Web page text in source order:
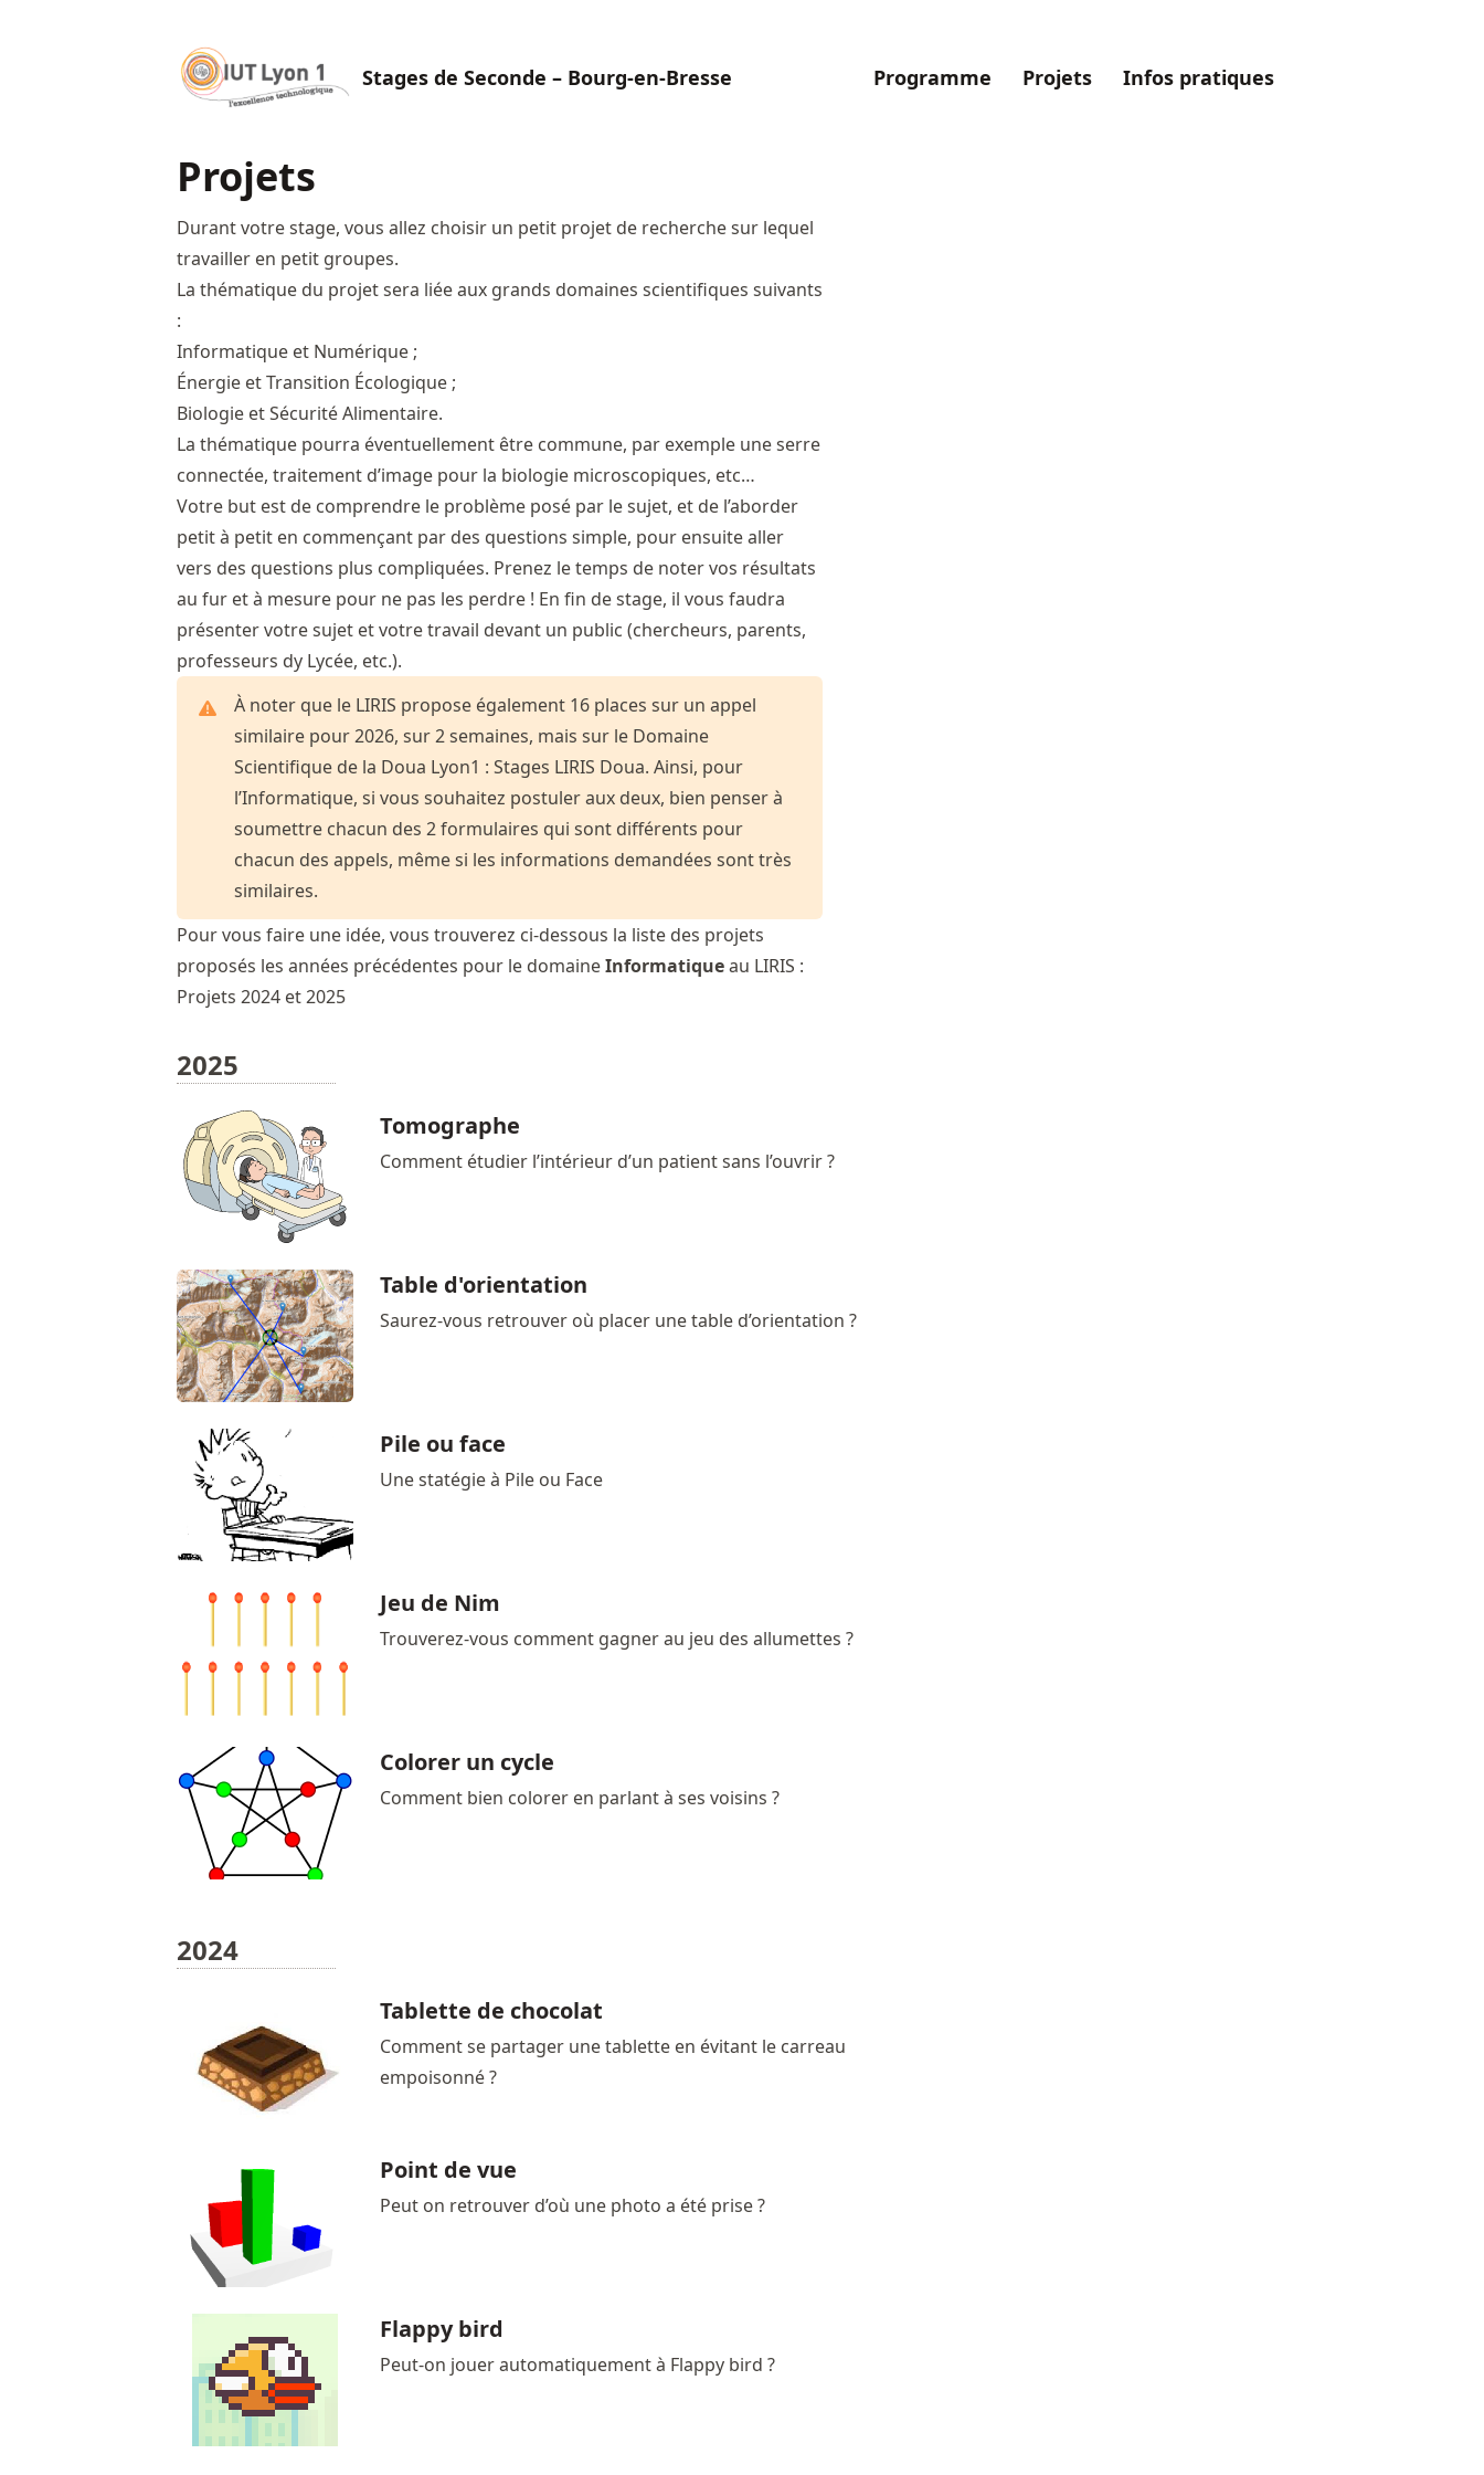
Stages de Seconde – Bourg-en-Bresse Programme Projets Infos pratiques
Projets
Durant votre stage, vous allez choisir un petit projet de recherche sur lequel
travailler en petit groupes.
La thématique du projet sera liée aux grands domaines scientifiques suivants
:
Informatique et Numérique ;
Énergie et Transition Écologique ;
Biologie et Sécurité Alimentaire.
La thématique pourra éventuellement être commune, par exemple une serre
connectée, traitement d’image pour la biologie microscopiques, etc…
Votre but est de comprendre le problème posé par le sujet, et de l’aborder
petit à petit en commençant par des questions simple, pour ensuite aller
vers des questions plus compliquées. Prenez le temps de noter vos résultats
au fur et à mesure pour ne pas les perdre ! En fin de stage, il vous faudra
présenter votre sujet et votre travail devant un public (chercheurs, parents,
professeurs dy Lycée, etc.).
À noter que le LIRIS propose également 16 places sur un appel
similaire pour 2026, sur 2 semaines, mais sur le Domaine
Scientifique de la Doua Lyon1 : Stages LIRIS Doua. Ainsi, pour
l’Informatique, si vous souhaitez postuler aux deux, bien penser à
soumettre chacun des 2 formulaires qui sont différents pour
chacun des appels, même si les informations demandées sont très
similaires.
Pour vous faire une idée, vous trouverez ci-dessous la liste des projets
proposés les années précédentes pour le domaineInformatiqueau LIRIS :
Projets 2024 et 2025
2025
Tomographe
Comment étudier l’intérieur d’un patient sans l’ouvrir ?
Table d'orientation
Saurez-vous retrouver où placer une table d’orientation ?
Pile ou face
Une statégie à Pile ou Face
Jeu de Nim
Trouverez-vous comment gagner au jeu des allumettes ?
Colorer un cycle
Comment bien colorer en parlant à ses voisins ?
2024
Tablette de chocolat
Comment se partager une tablette en évitant le carreau
empoisonné ?
Point de vue
Peut on retrouver d’où une photo a été prise ?
Flappy bird
Peut-on jouer automatiquement à Flappy bird ?